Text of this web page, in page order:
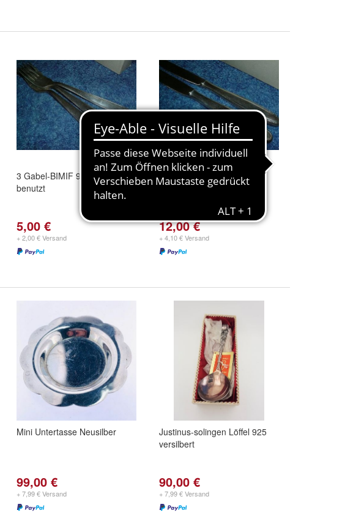
3 Gabel-BIMIF 90-selten
benutzt
5,00 €
+ 2,00 € Versand
6 Messer-BIMIF 90-selten
benutzt
12,00 €
+ 4,10 € Versand
Mini Untertasse Neusilber
99,00 €
+ 7,99 € Versand
Justinus-solingen Löffel 925
versilbert
90,00 €
+ 7,99 € Versand